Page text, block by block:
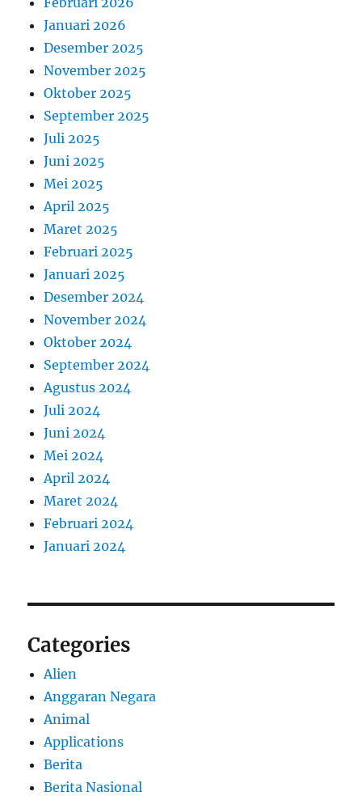
Januari 2026
Desember 2025
November 2025
Oktober 2025
September 2025
Juli 2025
Juni 2025
Mei 2025
April 2025
Maret 2025
Februari 2025
Januari 2025
Desember 2024
November 2024
Oktober 2024
September 2024
Agustus 2024
Juli 2024
Juni 2024
Mei 2024
April 2024
Maret 2024
Februari 2024
Januari 2024
Categories
Alien
Anggaran Negara
Animal
Applications
Berita
Berita Nasional